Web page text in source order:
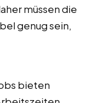
müssen die
genug sein,
bieten